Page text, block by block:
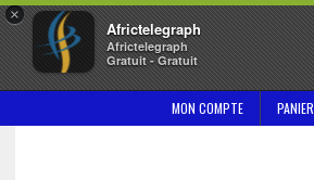
×
Africtelegraph
Africtelegraph
Gratuit - Gratuit
MON COMPTE PANIER